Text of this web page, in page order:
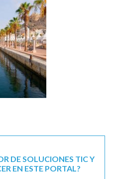
DE SOLUCIONES TIC Y
EN ESTE PORTAL?